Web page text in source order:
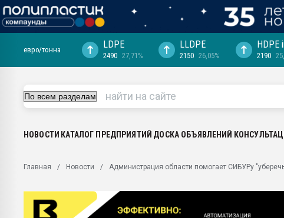
29.07.2026 ФРП помог "Ижевскому
Вакуум-формовочные машины:
28.07.2026 Автоматизация выходит на
первый план в переработке
евро/тонна LDPE
2490 27,71%
LLDPE
2150 26,05%
HDPE
2190
НОВОСТИ КАТАЛОГ ПРЕДПРИЯТИЙ ДОСКА ОБЪЯВЛЕНИЙ
Главная Новости Администрация области помогает СИБУРу